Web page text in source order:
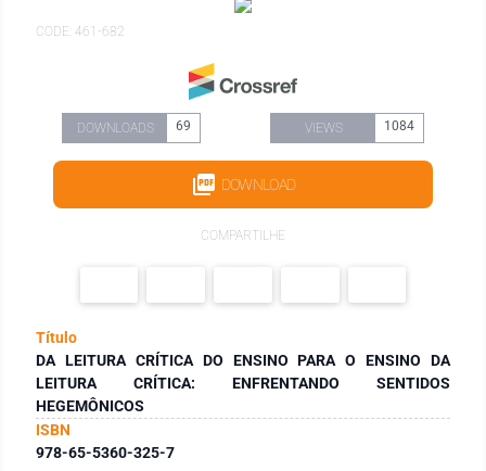
CODE: 461-682
DOWNLOADS 69 VIEWS 1084
DOWNLOAD
COMPARTILHE
Título
DA LEITURA CRÍTICA DO ENSINO PARA O ENSINO DA
LEITURA CRÍTICA: ENFRENTANDO SENTIDOS
HEGEMÔNICOS
ISBN
978-65-5360-325-7